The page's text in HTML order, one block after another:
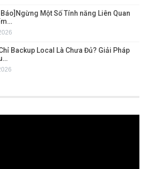
Một Số Tính năng Liên Quan
Backup Local Là Chưa Đủ? Giải Pháp